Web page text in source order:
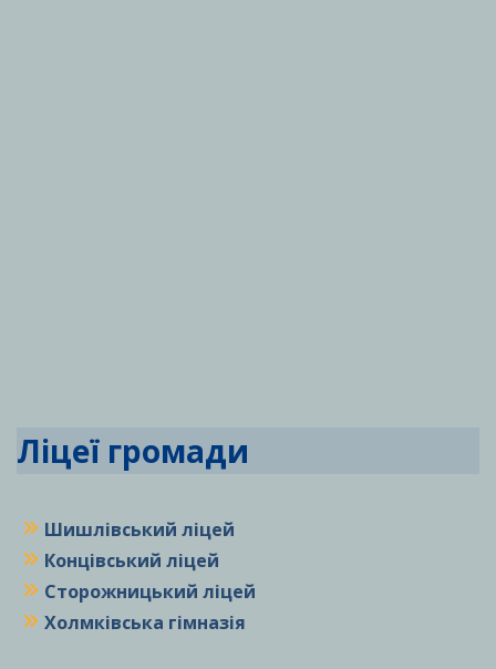
Ліцеї громади
Шишлівський ліцей
Концівський ліцей
Сторожницький ліцей
Холмківська гімназія